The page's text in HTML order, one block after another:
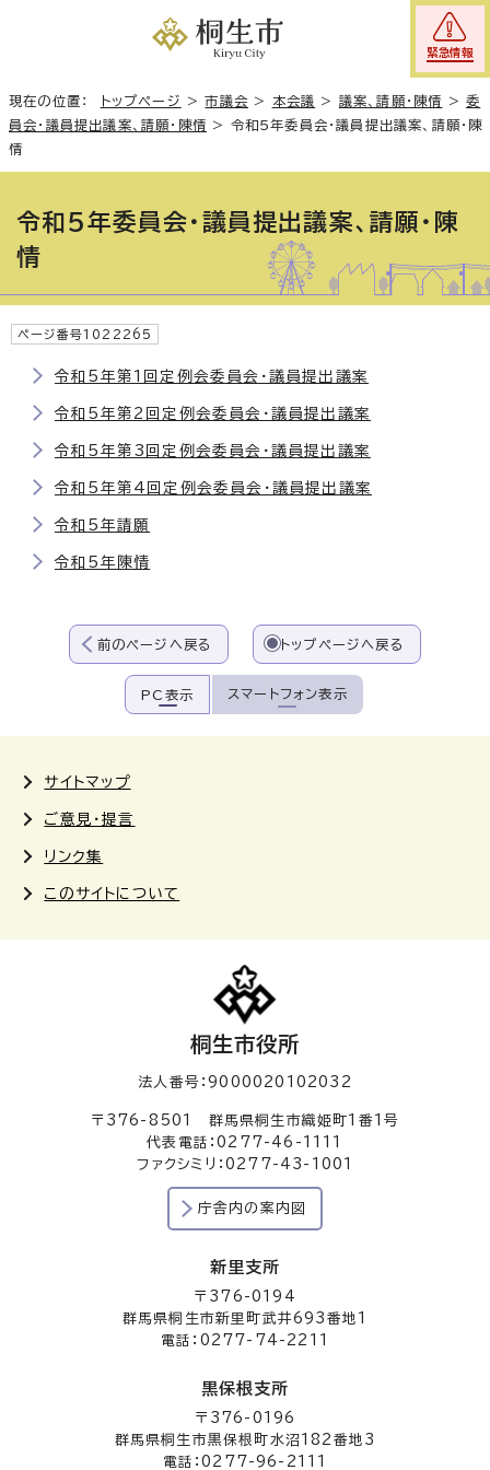
緊急情報
現在の位置： トップページ >市議会 > 本会議 > 議案、請願・陳情 >委
員会・議員提出議案、請願・陳情 > 令和5年委員会・議員提出議案、請願・陳
情
令和5年委員会・議員提出議案、請願・陳
情
ページ番号1022265
令和5年第1回定例会委員会・議員提出議案
令和5年第2回定例会委員会・議員提出議案
令和5年第3回定例会委員会・議員提出議案
令和5年第4回定例会委員会・議員提出議案
令和5年請願
令和5年陳情
前のページへ戻る トップページへ戻る
PC表示 スマートフォン表示
サイトマップ
ご意見・提言
リンク集
このサイトについて
桐生市役所
法人番号：9000020102032
〒376-8501 群馬県桐生市織姫町1番1号
代表電話：0277-46-1111
ファクシミリ：0277-43-1001
庁舎内の案内図
新里支所
〒376-0194
群馬県桐生市新里町武井693番地1
電話：0277-74-2211
黒保根支所
〒376-0196
群馬県桐生市黒保根町水沼182番地3
電話：0277-96-2111